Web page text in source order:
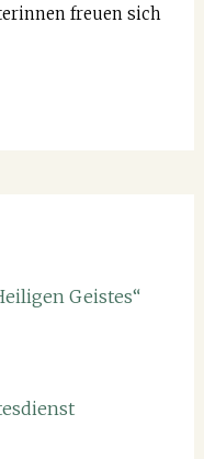
freuen sich
Geistes“